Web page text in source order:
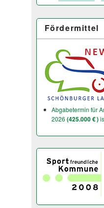
Fördermittel
Abgabetermin für
2026 (425.000 € )